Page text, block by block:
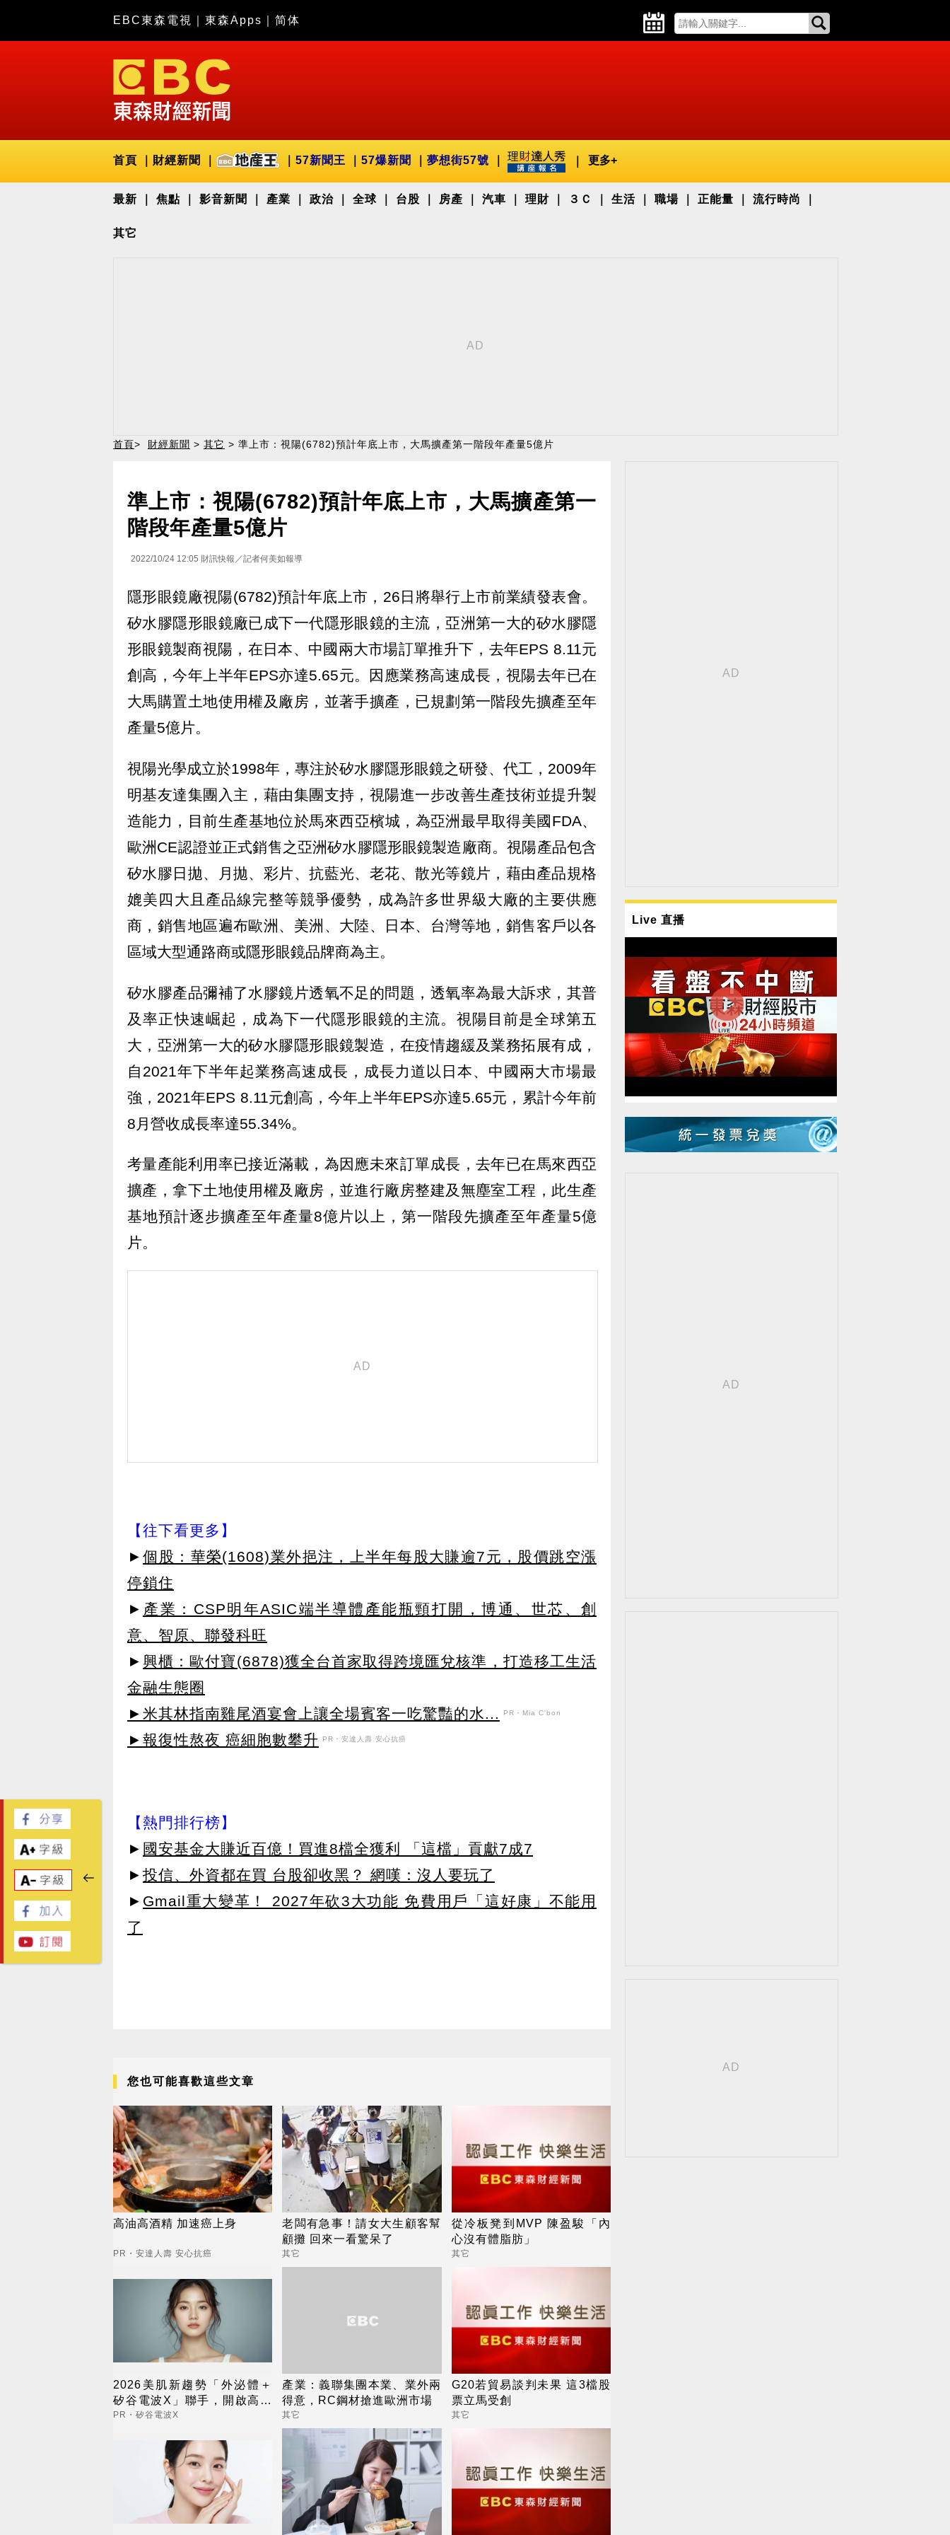
EBC東森電視 東森Apps 简体
首頁 財經新聞 57新聞王 57爆新聞 夢想街57號 更多+
最新 焦點 影音新聞 產業 政治 全球 台股 房產 汽車 理財 ３Ｃ 生活 職場 正能量 流行時尚
其它
首頁> 財經新聞 > 其它 > 準上市：視陽(6782)預計年底上市，大馬擴產第一階段年產量5億片
準上市：視陽(6782)預計年底上市，大馬擴產第一
階段年產量5億片
2022/10/24 12:05 財訊快報／記者何美如報導
隱形眼鏡廠視陽(6782)預計年底上市，26日將舉行上市前業績發表會。
矽水膠隱形眼鏡廠已成下一代隱形眼鏡的主流，亞洲第一大的矽水膠隱
形眼鏡製商視陽，在日本、中國兩大市場訂單推升下，去年EPS 8.11元
創高，今年上半年EPS亦達5.65元。因應業務高速成長，視陽去年已在
大馬購置土地使用權及廠房，並著手擴產，已規劃第一階段先擴產至年
產量5億片。
視陽光學成立於1998年，專注於矽水膠隱形眼鏡之研發、代工，2009年
明基友達集團入主，藉由集團支持，視陽進一步改善生產技術並提升製
造能力，目前生產基地位於馬來西亞檳城，為亞洲最早取得美國FDA、
歐洲CE認證並正式銷售之亞洲矽水膠隱形眼鏡製造廠商。視陽產品包含
矽水膠日拋、月拋、彩片、抗藍光、老花、散光等鏡片，藉由產品規格
媲美四大且產品線完整等競爭優勢，成為許多世界級大廠的主要供應
商，銷售地區遍布歐洲、美洲、大陸、日本、台灣等地，銷售客戶以各
區域大型通路商或隱形眼鏡品牌商為主。
矽水膠產品彌補了水膠鏡片透氧不足的問題，透氧率為最大訴求，其普
及率正快速崛起，成為下一代隱形眼鏡的主流。視陽目前是全球第五
大，亞洲第一大的矽水膠隱形眼鏡製造，在疫情趨緩及業務拓展有成，
自2021年下半年起業務高速成長，成長力道以日本、中國兩大市場最
強，2021年EPS 8.11元創高，今年上半年EPS亦達5.65元，累計今年前
8月營收成長率達55.34%。
考量產能利用率已接近滿載，為因應未來訂單成長，去年已在馬來西亞
擴產，拿下土地使用權及廠房，並進行廠房整建及無塵室工程，此生產
基地預計逐步擴產至年產量8億片以上，第一階段先擴產至年產量5億
片。
【往下看更多】
► 個股：華榮(1608)業外挹注，上半年每股大賺逾7元，股價跳空漲
停鎖住
► 產業：CSP明年ASIC端半導體產能瓶頸打開，博通、世芯、創
意、智原、聯發科旺
► 興櫃：歐付寶(6878)獲全台首家取得跨境匯兌核準，打造移工生活
金融生態圈
►米其林指南雞尾酒宴會上讓全場賓客一吃驚豔的水...
PR・Mia C'bon
►報復性熬夜 癌細胞數攀升 PR・安達人壽 安心抗癌
【熱門排行榜】
► 國安基金大賺近百億！買進8檔全獲利 「這檔」貢獻7成7
► 投信、外資都在買 台股卻收黑？ 網嘆：沒人要玩了
► Gmail重大變革！ 2027年砍3大功能 免費用戶「這好康」不能用
了
您也可能喜歡這些文章
高油高酒精 加速癌上身
PR・安達人壽 安心抗癌
老闆有急事！請女大生顧客幫
顧攤 回來一看驚呆了
其它
從冷板凳到MVP 陳盈駿「內
心沒有體脂肪」
其它
2026美肌新趨勢「外泌體＋
矽谷電波X」聯手，開啟高階
養膚新世代
PR・矽谷電波X
產業：義聯集團本業、業外兩
得意，RC鋼材搶進歐洲市場
其它
G20若貿易談判未果 這3檔股
票立馬受創
其它
Live 直播